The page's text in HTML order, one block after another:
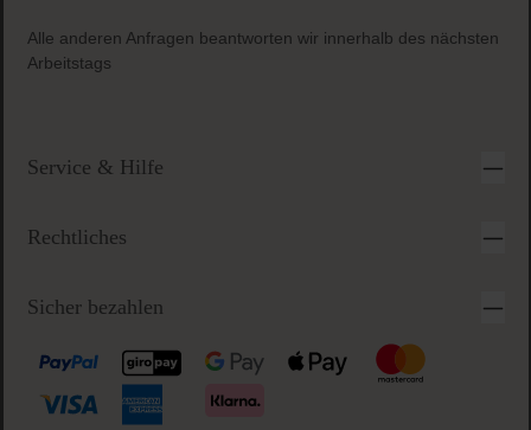
Alle anderen Anfragen beantworten wir innerhalb des nächsten
Arbeitstags
Service & Hilfe
Rechtliches
Sicher bezahlen